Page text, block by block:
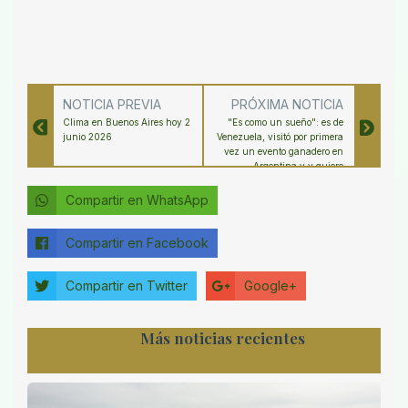
NOTICIA PREVIA
Clima en Buenos Aires hoy 2
junio 2026
PRÓXIMA NOTICIA
"Es como un sueño": es de
Venezuela, visitó por primera
vez un evento ganadero en
Argentina y y quiere
Compartir en WhatsApp
Compartir en Facebook
Compartir en Twitter Google+
Más noticias recientes